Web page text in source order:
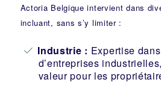
Actoria Belgique intervient dans
incluant, sans s’y limiter :
Industrie : Expertise
d’entreprises
valeur pour les